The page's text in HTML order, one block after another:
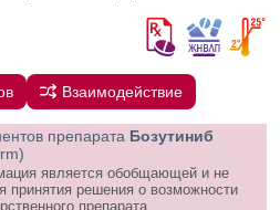
Взаимодействие
препарата Бозутиниб
является обобщающей и не
принятия решения о возможности
препарата.